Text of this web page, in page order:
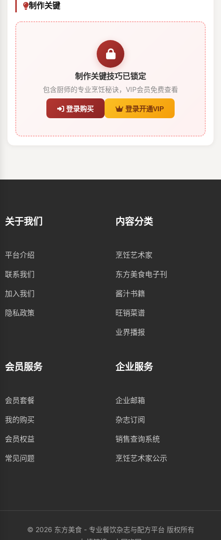
制作关键
制作关键技巧已锁定
包含厨师的专业烹饪秘诀，VIP会员免费查看
登录购买 登录开通VIP
关于我们
平台介绍
联系我们
加入我们
隐私政策
内容分类
烹饪艺术家
东方美食电子刊
酱汁书籍
旺销菜谱
业界播报
会员服务
会员套餐
我的购买
会员权益
常见问题
企业服务
企业邮箱
杂志订阅
销售查询系统
烹饪艺术家公示
© 2026 东方美食 - 专业餐饮杂志与配方平台 版权所有